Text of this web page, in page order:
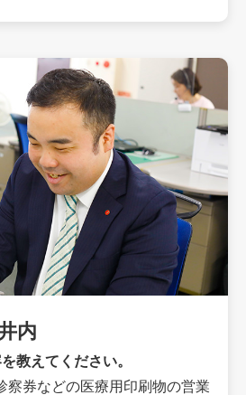
内
教えてください。
察券などの医療用印刷物の営業